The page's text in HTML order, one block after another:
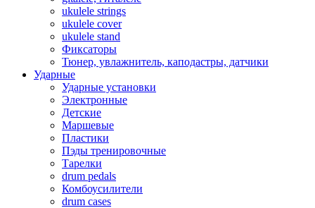
ukulele strings
ukulele cover
ukulele stand
Фиксаторы
Тюнер, увлажнитель, каподастры, датчики
Ударные
Ударные установки
Электронные
Детские
Маршевые
Пластики
Пэды тренировочные
Тарелки
drum pedals
Комбоусилители
drum cases